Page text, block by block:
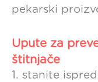
pekarski
Upute za
štitnjače
1. stanite